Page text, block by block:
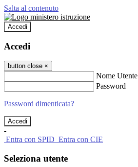
Salta al contenuto
Accedi
Accedi
button close ×
Nome Utente
Password
Password dimenticata?
-
Entra con SPID Entra con CIE
Seleziona utente